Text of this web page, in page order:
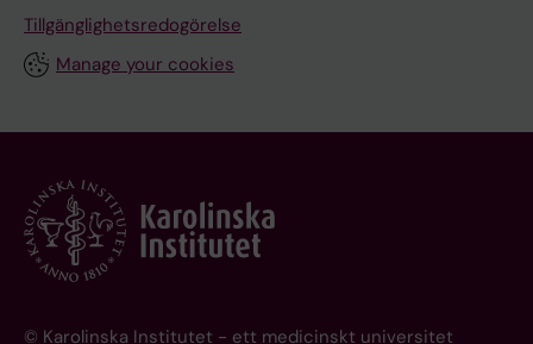
Tillgänglighetsredogörelse
Manage your cookies
© Karolinska Institutet - ett medicinskt universitet